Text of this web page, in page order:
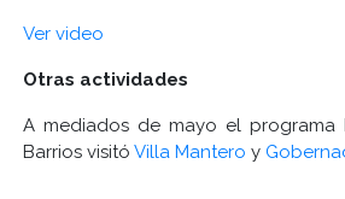
Ver video
Otras actividades
A mediados de mayo el programa
Barrios visitó Villa Mantero y